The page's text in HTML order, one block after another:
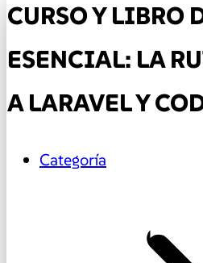
CURSO Y LIBRO
ESENCIAL: LA
A LARAVEL Y
Categoría